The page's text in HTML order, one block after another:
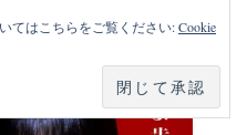
てはこちらをご覧ください:Cookie